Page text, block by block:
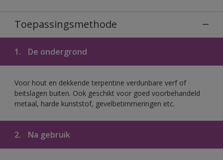
Toepassingsmethode
1. De ondergrond
Voor hout en dekkende terpentine verdunbare verf of
beitslagen buiten. Ook geschikt voor goed voorbehandeld
metaal, harde kunststof, gevelbetimmeringen etc.
2. Na gebruik